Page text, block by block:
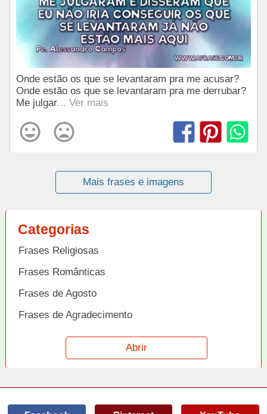
Onde estão os que se levantaram pra me acusar?
Onde estão os que se levantaram pra me derrubar?
Me julgar... Ver mais
Mais frases e imagens
Categorias
Frases Religiosas
Frases Românticas
Frases de Agosto
Frases de Agradecimento
Frases de Amizade
Frases de Amor
Abrir